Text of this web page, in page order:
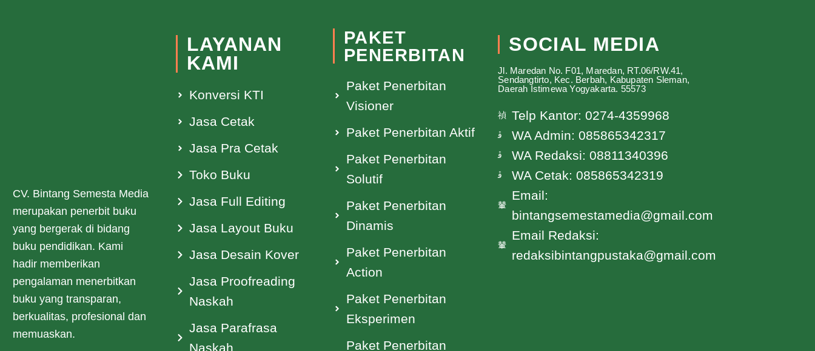
CV. Bintang Semesta Media
merupakan penerbit buku
yang bergerak di bidang
buku pendidikan. Kami
hadir memberikan
pengalaman menerbitkan
buku yang transparan,
berkualitas, profesional dan
memuaskan.
LAYANAN
KAMI
Konversi KTI
Jasa Cetak
Jasa Pra Cetak
Toko Buku
Jasa Full Editing
Jasa Layout Buku
Jasa Desain Kover
Jasa Proofreading
Naskah
Jasa Parafrasa
Naskah
PAKET
PENERBITAN
Paket Penerbitan
Visioner
Paket Penerbitan Aktif
Paket Penerbitan
Solutif
Paket Penerbitan
Dinamis
Paket Penerbitan
Action
Paket Penerbitan
Eksperimen
Paket Penerbitan
SOCIAL MEDIA
Jl. Maredan No. F01, Maredan, RT.06/RW.41,
Sendangtirto, Kec. Berbah, Kabupaten Sleman,
Daerah Istimewa Yogyakarta. 55573
Telp Kantor: 0274-4359968
WA Admin: 085865342317
WA Redaksi: 08811340396
WA Cetak: 085865342319
Email:
bintangsemestamedia@gmail.com
Email Redaksi:
redaksibintangpustaka@gmail.com